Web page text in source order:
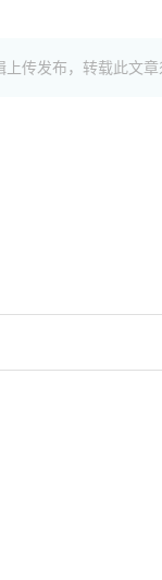
传发布，转载此文